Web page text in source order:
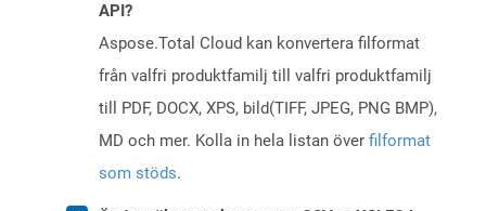
API?
Aspose.Total Cloud kan konvertera filformat
från valfri produktfamilj till valfri produktfamilj
till PDF, DOCX, XPS, bild(TIFF, JPEG, PNG BMP),
MD och mer. Kolla in hela listan över filformat
som stöds.